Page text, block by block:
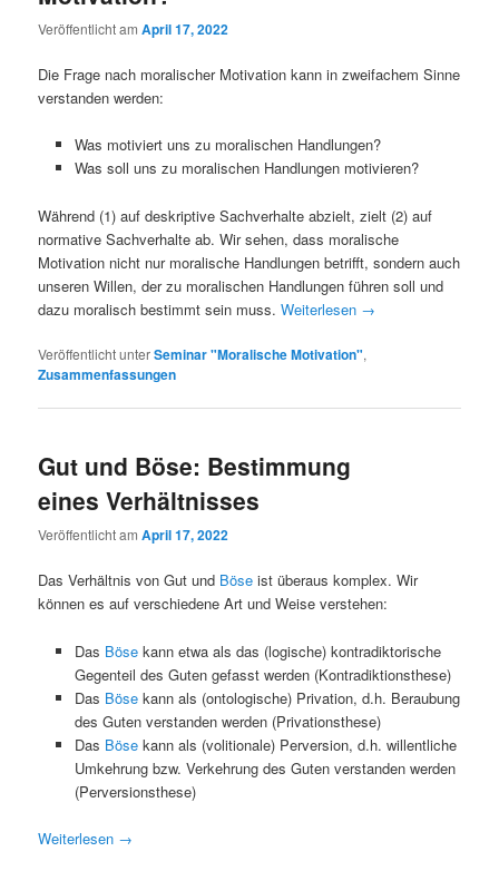
Veröffentlicht amApril 17, 2022
Die Frage nach moralischer Motivation kann in zweifachem Sinne
verstanden werden:
Was motiviert uns zu moralischen Handlungen?
Was soll uns zu moralischen Handlungen motivieren?
Während (1) auf deskriptive Sachverhalte abzielt, zielt (2) auf
normative Sachverhalte ab. Wir sehen, dass moralische
Motivation nicht nur moralische Handlungen betrifft, sondern auch
unseren Willen, der zu moralischen Handlungen führen soll und
dazu moralisch bestimmt sein muss.Weiterlesen →
Veröffentlicht unterSeminar "Moralische Motivation",
Zusammenfassungen
Gut und Böse: Bestimmung
eines Verhältnisses
Veröffentlicht amApril 17, 2022
Das Verhältnis von Gut und Böse ist überaus komplex. Wir
können es auf verschiedene Art und Weise verstehen:
Das Bösekann etwa als das (logische) kontradiktorische
Gegenteil des Guten gefasst werden (Kontradiktionsthese)
Das Bösekann als (ontologische) Privation, d.h. Beraubung
des Guten verstanden werden (Privationsthese)
Das Bösekann als (volitionale) Perversion, d.h. willentliche
Umkehrung bzw. Verkehrung des Guten verstanden werden
(Perversionsthese)
Weiterlesen →